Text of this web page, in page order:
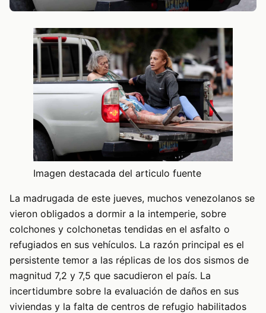
Imagen destacada del articulo fuente
La madrugada de este jueves, muchos venezolanos se
vieron obligados a dormir a la intemperie, sobre
colchones y colchonetas tendidas en el asfalto o
refugiados en sus vehículos. La razón principal es el
persistente temor a las réplicas de los dos sismos de
magnitud 7,2 y 7,5 que sacudieron el país. La
incertidumbre sobre la evaluación de daños en sus
viviendas y la falta de centros de refugio habilitados